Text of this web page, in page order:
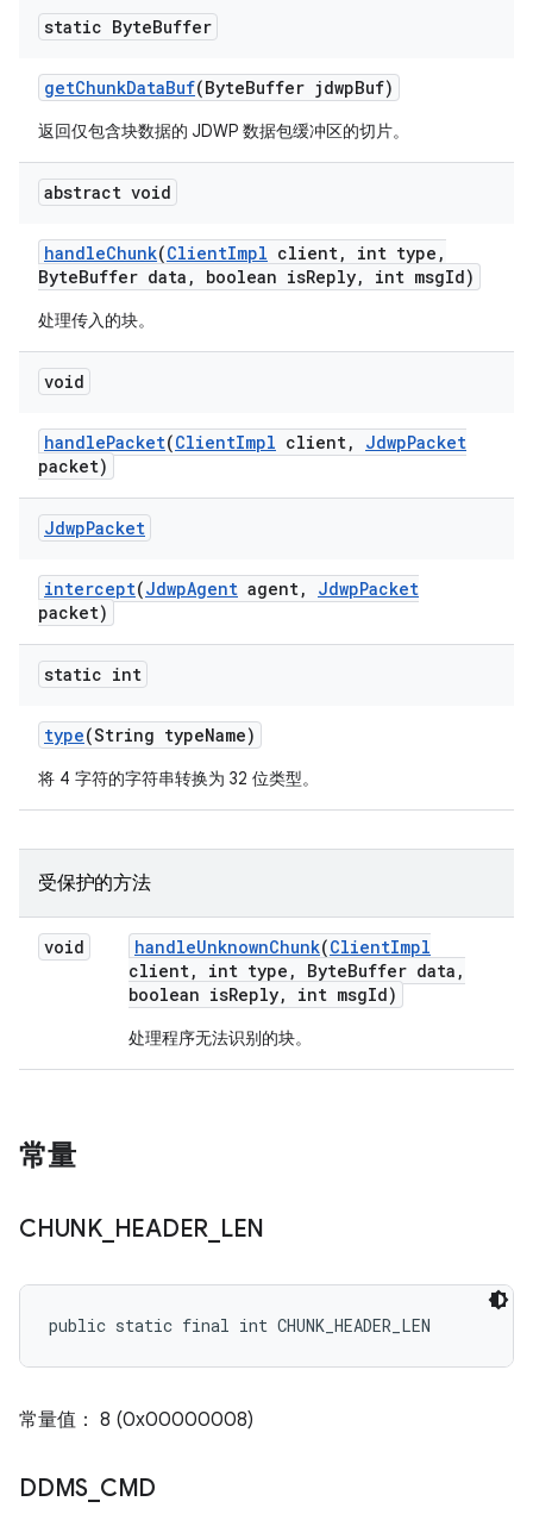
static ByteBuffer
getChunkDataBuf(ByteBuffer jdwpBuf)
返回仅包含块数据的 JDWP 数据包缓冲区的切片。
abstract void
handleChunk(ClientImpl client, int type ,
ByteBuffer data , boolean isReply, int msgId)
处理传入的块。
void
handlePacket(ClientImpl client, JdwpPacket
packet)
JdwpPacket
intercept(JdwpAgent agent, JdwpPacket
packet)
static int
type(String typeName)
将 4 字符的字符串转换为 32 位类型。
受保护的方法
void handleUnknownChunk(ClientImpl
client, int type , ByteBuffer data ,
boolean isReply, int msgId)
处理程序无法识别的块。
常量
CHUNK_ HEADER LEN
public static final int CHUNK_HEADER_LEN
常量值： 8 (0x00000008)
DDMS CMD